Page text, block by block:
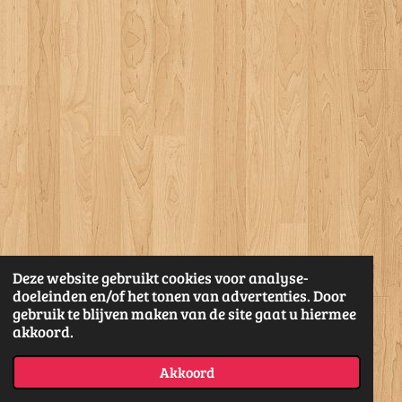
Deze website gebruikt cookies voor analyse-
doeleinden en/of het tonen van advertenties. Door
gebruik te blijven maken van de site gaat u hiermee
akkoord.
Akkoord